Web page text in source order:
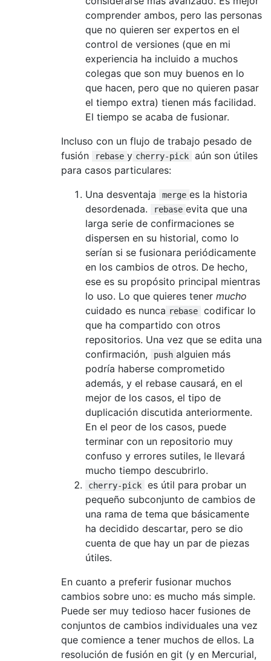
comprender ambos, pero las personas
que no quieren ser expertos en el
control de versiones (que en mi
experiencia ha incluido a muchos
colegas que son muy buenos en lo
que hacen, pero que no quieren pasar
el tiempo extra) tienen más facilidad.
El tiempo se acaba de fusionar.
Incluso con un flujo de trabajo pesado de
fusión
rebase y cherry-pick
aún son útiles
para casos particulares:
Una desventaja
merge es la historia
desordenada.
rebase evita que una
larga serie de confirmaciones se
dispersen en su historial, como lo
serían si se fusionara periódicamente
en los cambios de otros. De hecho,
ese es su propósito principal mientras
lo uso. Lo que quieres tener mucho
cuidado es nunca rebase
codificar lo
que ha compartido con otros
repositorios. Una vez que se edita una
confirmación,
push alguien más
podría haberse comprometido
además, y el rebase causará, en el
mejor de los casos, el tipo de
duplicación discutida anteriormente.
En el peor de los casos, puede
terminar con un repositorio muy
confuso y errores sutiles, le llevará
mucho tiempo descubrirlo.
cherry-pick
es útil para probar un
pequeño subconjunto de cambios de
una rama de tema que básicamente
ha decidido descartar, pero se dio
cuenta de que hay un par de piezas
útiles.
En cuanto a preferir fusionar muchos
cambios sobre uno: es mucho más simple.
Puede ser muy tedioso hacer fusiones de
conjuntos de cambios individuales una vez
que comience a tener muchos de ellos. La
resolución de fusión en git (y en Mercurial,